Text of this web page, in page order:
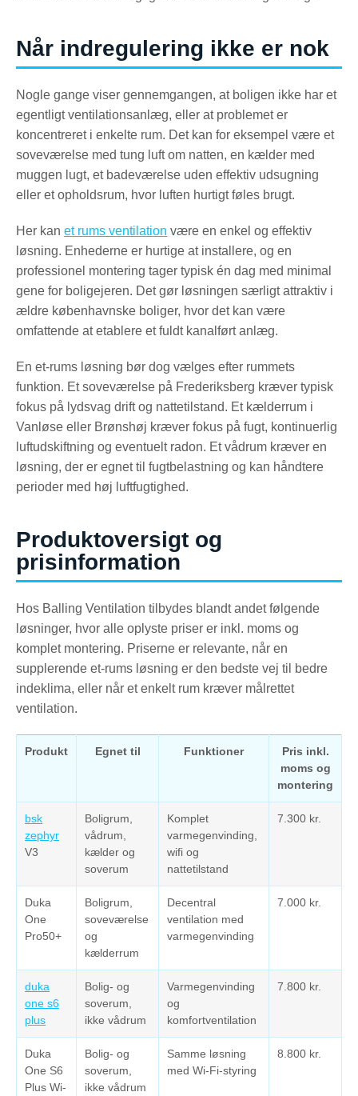
Når indregulering ikke er nok
Nogle gange viser gennemgangen, at boligen ikke har et
egentligt ventilationsanlæg, eller at problemet er
koncentreret i enkelte rum. Det kan for eksempel være et
soveværelse med tung luft om natten, en kælder med
muggen lugt, et badeværelse uden effektiv udsugning
eller et opholdsrum, hvor luften hurtigt føles brugt.
Her kan et rums ventilation være en enkel og effektiv
løsning. Enhederne er hurtige at installere, og en
professionel montering tager typisk én dag med minimal
gene for boligejeren. Det gør løsningen særligt attraktiv i
ældre københavnske boliger, hvor det kan være
omfattende at etablere et fuldt kanalført anlæg.
En et-rums løsning bør dog vælges efter rummets
funktion. Et soveværelse på Frederiksberg kræver typisk
fokus på lydsvag drift og nattetilstand. Et kælderrum i
Vanløse eller Brønshøj kræver fokus på fugt, kontinuerlig
luftudskiftning og eventuelt radon. Et vådrum kræver en
løsning, der er egnet til fugtbelastning og kan håndtere
perioder med høj luftfugtighed.
Produktoversigt og
prisinformation
Hos Balling Ventilation tilbydes blandt andet følgende
løsninger, hvor alle oplyste priser er inkl. moms og
komplet montering. Priserne er relevante, når en
supplerende et-rums løsning er den bedste vej til bedre
indeklima, eller når et enkelt rum kræver målrettet
ventilation.
Produkt Egnet til Funktioner
Pris inkl.
moms og
montering
bsk
zephyr
V3
Boligrum,
vådrum,
kælder og
soverum
Komplet
varmegenvinding,
wifi og
nattetilstand
7.300 kr.
Duka
One
Pro50+
Boligrum,
soveværelse
og
kælderrum
Decentral
ventilation med
varmegenvinding
7.000 kr.
duka
one s6
plus
Bolig- og
soverum,
ikke vådrum
Varmegenvinding
og
komfortventilation
7.800 kr.
Duka
One S6
Plus Wi-
Bolig- og
soverum,
ikke vådrum
Samme løsning
med Wi-Fi-styring
8.800 kr.